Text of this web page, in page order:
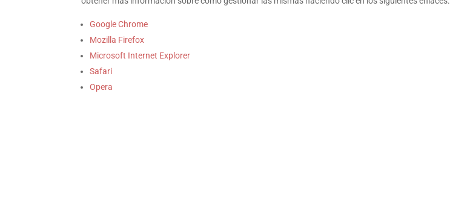
Google Chrome
Mozilla Firefox
Microsoft Internet Explorer
Safari
Opera